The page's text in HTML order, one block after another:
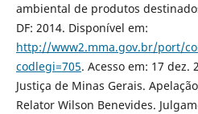
ambiental de produtos
DF: 2014. Disponível em:
http://www2.mma.gov.br/port/
codlegi=705. Acesso em: 17 dez.
Justiça de Minas Gerais.
Relator Wilson Benevides.